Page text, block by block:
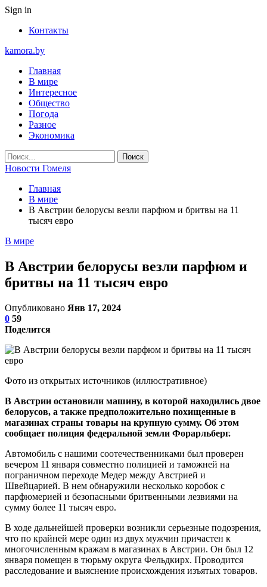
Sign in
Контакты
kamora.by
Главная
В мире
Интересное
Общество
Погода
Разное
Экономика
Новости Гомеля
Главная
В мире
В Австрии белорусы везли парфюм и бритвы на 11
тысяч евро
В мире
В Австрии белорусы везли парфюм и
бритвы на 11 тысяч евро
Опубликовано Янв 17, 2024
0 59
Поделится
Фото из открытых источников (иллюстративное)
В Австрии остановили машину, в которой находились двое
белорусов, а также предположительно похищенные в
магазинах страны товары на крупную сумму. Об этом
сообщает полиция федеральной земли Форарльберг.
Автомобиль с нашими соотечественниками был проверен
вечером 11 января совместно полицией и таможней на
пограничном переходе Медер между Австрией и
Швейцарией. В нем обнаружили несколько коробок с
парфюмерией и безопасными бритвенными лезвиями на
сумму более 11 тысяч евро.
В ходе дальнейшей проверки возникли серьезные подозрения,
что по крайней мере один из двух мужчин причастен к
многочисленным кражам в магазинах в Австрии. Он был 12
января помещен в тюрьму округа Фельдкирх. Проводится
расследование и выяснение происхождения изъятых товаров.